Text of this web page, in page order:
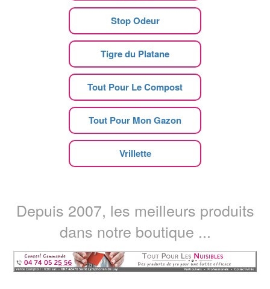
Stop Odeur
Tigre du Platane
Tout Pour Le Compost
Tout Pour Mon Gazon
Vrillette
Depuis 2007, les meilleurs produits
dans notre boutique ...